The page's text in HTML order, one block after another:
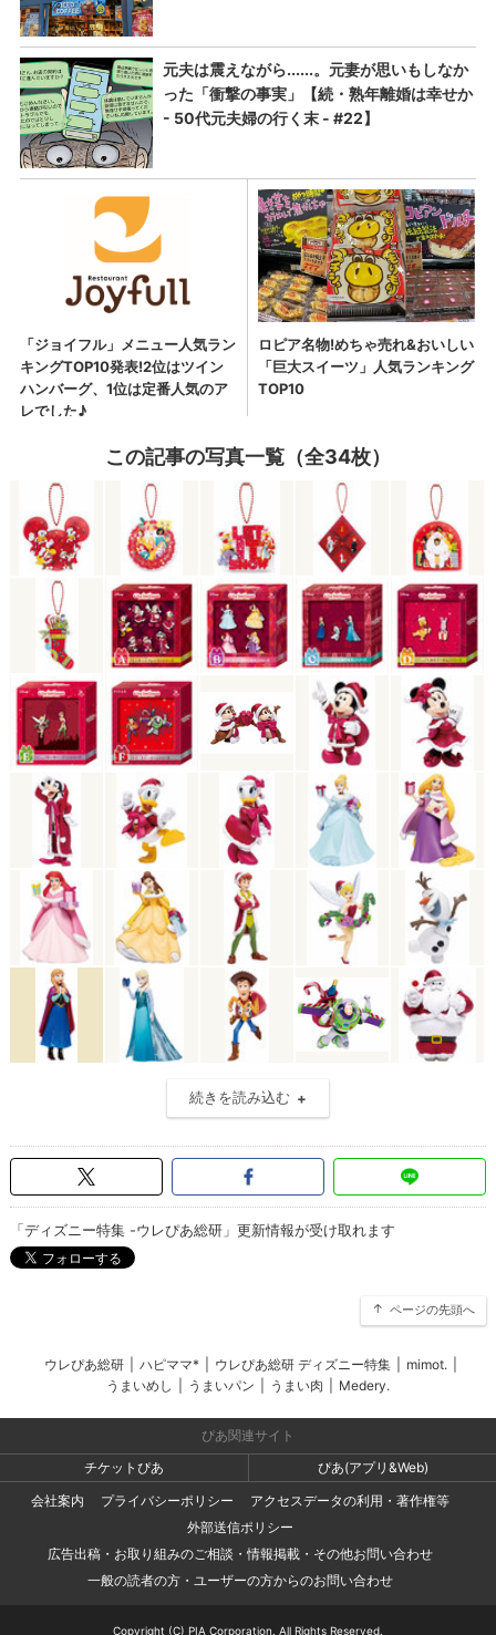
この記事の写真一覧（全34枚）
続きを読み込む
「ディズニー特集 -ウレぴあ総研」更新情報が受け取れます
ページの先頭へ
ウレぴあ総研 ハピママ* ウレぴあ総研 ディズニー特集 mimot.
うまいめし
うまいパン うまい肉 Medery.
ぴあ関連サイト
チケットぴあ
ぴあ(アプリ&Web)
会社案内
プライバシーポリシー
アクセスデータの利用・著作権等
外部送信ポリシー
広告出稿・お取り組みのご相談・情報掲載・その他お問い合わせ
一般の読者の方・ユーザーの方からのお問い合わせ
Copyright (C) PIA Corporation. All Rights Reserved.